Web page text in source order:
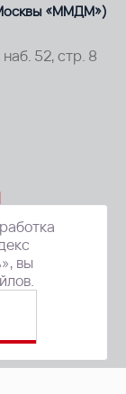
«ММДМ»)
52, стр. 8
вы